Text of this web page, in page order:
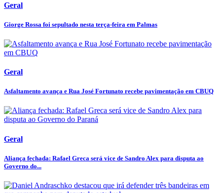
Geral
Giorge Rossa foi sepultado nesta terça-feira em Palmas
Geral
Asfaltamento avança e Rua José Fortunato recebe pavimentação em CBUQ
Geral
Aliança fechada: Rafael Greca será vice de Sandro Alex para disputa ao
Governo do...